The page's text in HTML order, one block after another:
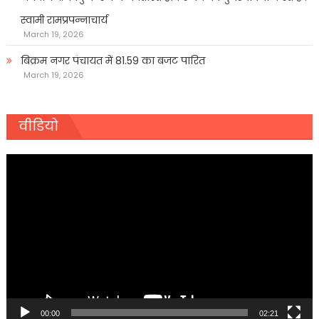
स्वामी रामप्रपन्नाचार्य
March 19, 2026
बिक्रम नगर पंचायत में 81.59 का बजट पारित
March 19, 2026
वीडियो
00:00 02:21